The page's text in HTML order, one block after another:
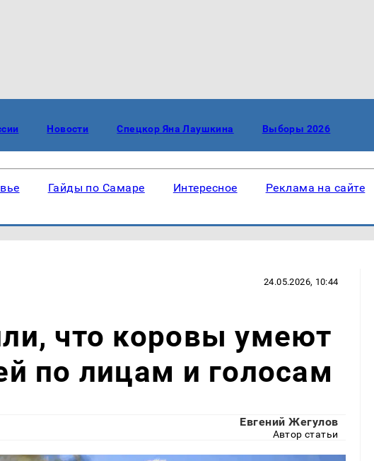
Новости Спецкор Яна Лаушкина Выборы 2026
Гайды по Самаре Интересное Реклама на сайте
24.05.2026, 10:44
что коровы умеют
по лицам и голосам
Евгений Жегулов
Автор статьи